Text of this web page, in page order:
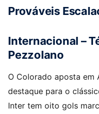
Prováveis
Internacional –
Pezzolano
O Colorado aposta em
destaque para o
Inter tem oito gols